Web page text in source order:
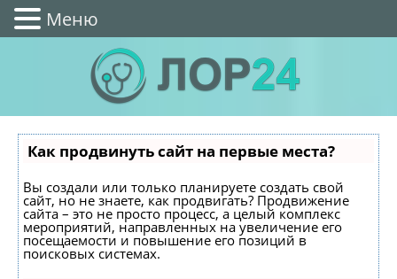
Как продвинуть сайт на первые места?
Вы создали или только планируете создать свой
сайт, но не знаете, как продвигать? Продвижение
сайта – это не просто процесс, а целый комплекс
мероприятий, направленных на увеличение его
посещаемости и повышение его позиций в
поисковых системах.
Меню